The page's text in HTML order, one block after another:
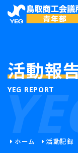
活動報
YEG REPORT
ホーム 活動記録